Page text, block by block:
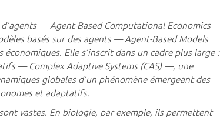
d’agents —Agent-Based Computational Economics
basés sur des agents —Agent-Based Models
économiques. Elle s’inscrit dans un cadre plus large :
— Complex Adaptive Systems(CAS) —, une
globales d’un phénomène émergeant des
et adaptatifs.
vastes. En biologie, par exemple, ils permettent